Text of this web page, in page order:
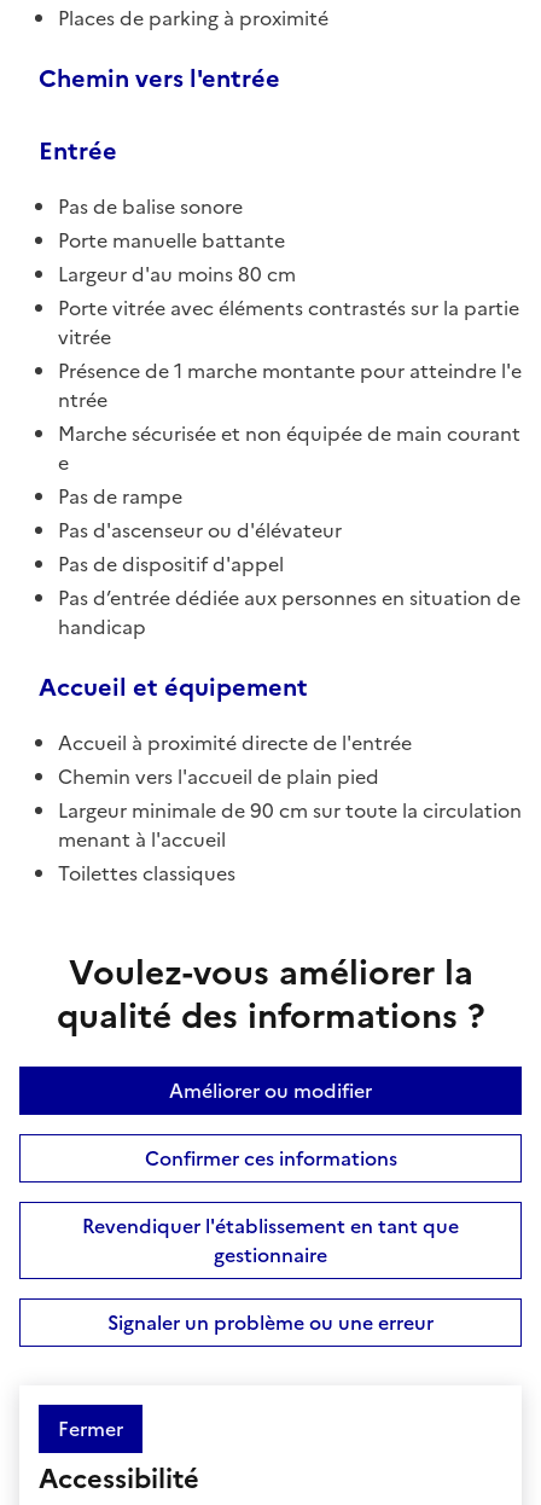
Places de parking à proximité
Chemin vers l'entrée
Entrée
Pas de balise sonore
Porte manuelle battante
Largeur d'au moins 80 cm
Porte vitrée avec éléments contrastés sur la partie
vitrée
Présence de 1 marche montante pour atteindre l'e
ntrée
Marche sécurisée et non équipée de main courant
e
Pas de rampe
Pas d'ascenseur ou d'élévateur
Pas de dispositif d'appel
Pas d’entrée dédiée aux personnes en situation de
handicap
Accueil et équipement
Accueil à proximité directe de l'entrée
Chemin vers l'accueil de plain pied
Largeur minimale de 90 cm sur toute la circulation
menant à l'accueil
Toilettes classiques
Voulez-vous améliorer la
qualité des informations ?
Améliorer ou modifier
Confirmer ces informations
Revendiquer l'établissement en tant que
gestionnaire
Signaler un problème ou une erreur
Fermer
Accessibilité